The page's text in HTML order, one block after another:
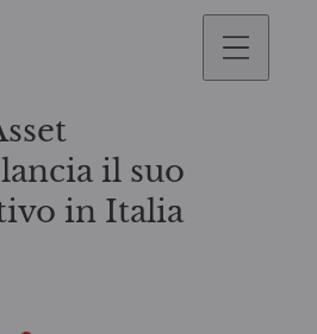
il suo
in Italia